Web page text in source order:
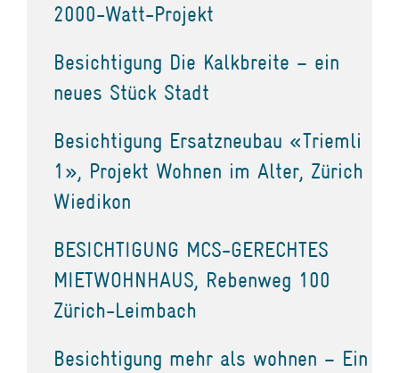
2000-Watt-Projekt
Besichtigung Die Kalkbreite – ein
neues Stück Stadt
Besichtigung Ersatzneubau «Triemli
1», Projekt Wohnen im Alter, Zürich
Wiedikon
BESICHTIGUNG MCS-GERECHTES
MIETWOHNHAUS, Rebenweg 100
Zürich-Leimbach
Besichtigung mehr als wohnen – Ein